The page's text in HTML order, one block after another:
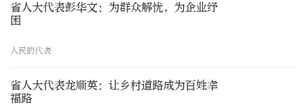
省人大代表彭华文：为群众解忧，为企业纾
困
人民的代表
省人大代表龙顺英：让乡村道路成为百姓幸
福路